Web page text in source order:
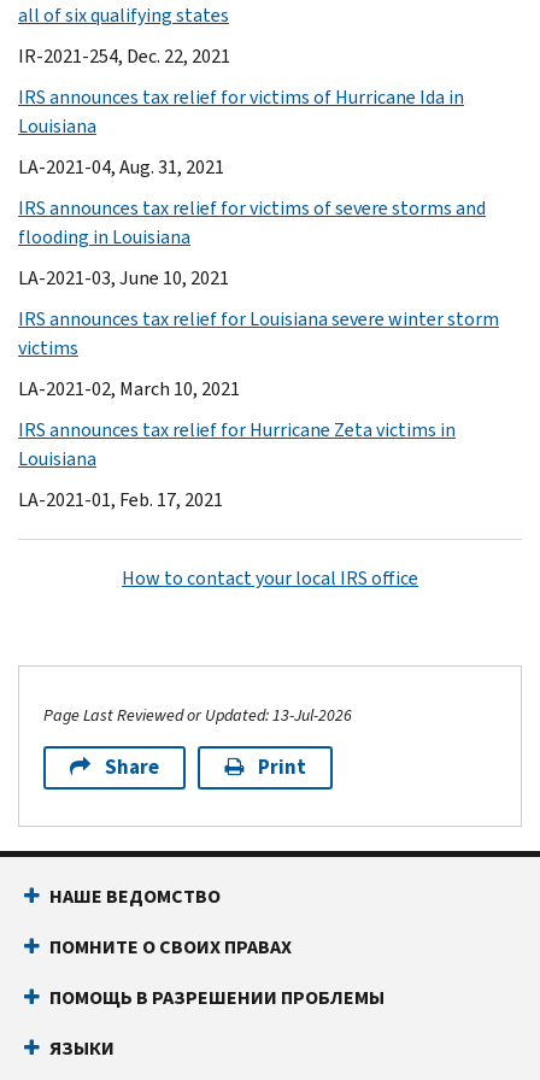
all of six qualifying states
IR-2021-254, Dec. 22, 2021
IRS announces tax relief for victims of Hurricane Ida in
Louisiana
LA-2021-04, Aug. 31, 2021
IRS announces tax relief for victims of severe storms and
flooding in Louisiana
LA-2021-03, June 10, 2021
IRS announces tax relief for Louisiana severe winter storm
victims
LA-2021-02, March 10, 2021
IRS announces tax relief for Hurricane Zeta victims in
Louisiana
LA-2021-01, Feb. 17, 2021
How to contact your local IRS office
Page Last Reviewed or Updated: 13-Jul-2026
Share Print
НАШЕ ВЕДОМСТВО
ПОМНИТЕ О СВОИХ ПРАВАХ
ПОМОЩЬ В РАЗРЕШЕНИИ ПРОБЛЕМЫ
ЯЗЫКИ